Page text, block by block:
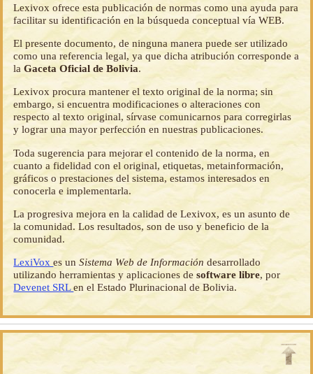
Lexivox ofrece esta publicación de normas como una ayuda para
facilitar su identificación en la búsqueda conceptual vía WEB.
El presente documento, de ninguna manera puede ser utilizado
como una referencia legal, ya que dicha atribución corresponde a
laGaceta Oficial de Bolivia.
Lexivox procura mantener el texto original de la norma; sin
embargo, si encuentra modificaciones o alteraciones con
respecto al texto original, sírvase comunicarnos para corregirlas
y lograr una mayor perfección en nuestras publicaciones.
Toda sugerencia para mejorar el contenido de la norma, en
cuanto a fidelidad con el original, etiquetas, metainformación,
gráficos o prestaciones del sistema, estamos interesados en
conocerla e implementarla.
La progresiva mejora en la calidad de Lexivox, es un asunto de
la comunidad. Los resultados, son de uso y beneficio de la
comunidad.
LexiVoxes unSistema Web de Información desarrollado
utilizando herramientas y aplicaciones desoftware libre, por
Devenet SRLen el Estado Plurinacional de Bolivia.